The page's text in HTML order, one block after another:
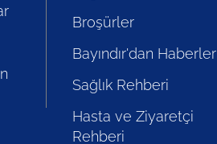
Broşürler
Bayındır'dan Haberler
Sağlık Rehberi
Hasta ve Ziyaretçi
Rehberi